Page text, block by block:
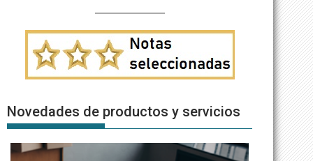
Novedades de productos y servicios